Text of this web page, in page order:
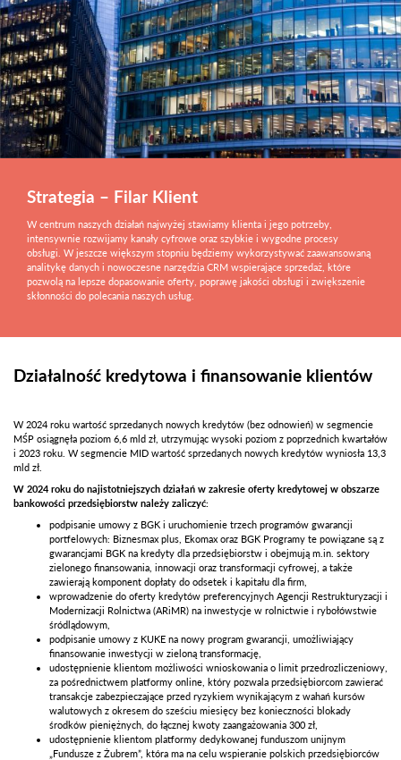
Strategia – Filar Klient
W centrum naszych działań najwyżej stawiamy klienta i jego potrzeby,
intensywnie rozwijamy kanały cyfrowe oraz szybkie i wygodne procesy
obsługi. W jeszcze większym stopniu będziemy wykorzystywać zaawansowaną
analitykę danych i nowoczesne narzędzia CRM wspierające sprzedaż, które
pozwolą na lepsze dopasowanie oferty, poprawę jakości obsługi i zwiększenie
skłonności do polecania naszych usług.
Działalność kredytowa i finansowanie klientów
W 2024 roku wartość sprzedanych nowych kredytów (bez odnowień) w segmencie
MŚP osiągnęła poziom 6,6 mld zł, utrzymując wysoki poziom z poprzednich kwartałów
i 2023 roku. W segmencie MID wartość sprzedanych nowych kredytów wyniosła 13,3
mld zł.
W 2024 roku do najistotniejszych działań w zakresie oferty kredytowej w obszarze
bankowości przedsiębiorstw należy zaliczyć:
podpisanie umowy z BGK i uruchomienie trzech programów gwarancji
portfelowych: Biznesmax plus, Ekomax oraz BGK Programy te powiązane są z
gwarancjami BGK na kredyty dla przedsiębiorstw i obejmują m.in. sektory
zielonego finansowania, innowacji oraz transformacji cyfrowej, a także
zawierają komponent dopłaty do odsetek i kapitału dla firm,
wprowadzenie do oferty kredytów preferencyjnych Agencji Restrukturyzacji i
Modernizacji Rolnictwa (ARiMR) na inwestycje w rolnictwie i rybołówstwie
śródlądowym,
podpisanie umowy z KUKE na nowy program gwarancji, umożliwiający
finansowanie inwestycji w zieloną transformację,
udostępnienie klientom możliwości wnioskowania o limit przedrozliczeniowy,
za pośrednictwem platformy online, który pozwala przedsiębiorcom zawierać
transakcje zabezpieczające przed ryzykiem wynikającym z wahań kursów
walutowych z okresem do sześciu miesięcy bez konieczności blokady
środków pieniężnych, do łącznej kwoty zaangażowania 300 zł,
udostępnienie klientom platformy dedykowanej funduszom unijnym
„Fundusze z Żubrem”, która ma na celu wspieranie polskich przedsiębiorców